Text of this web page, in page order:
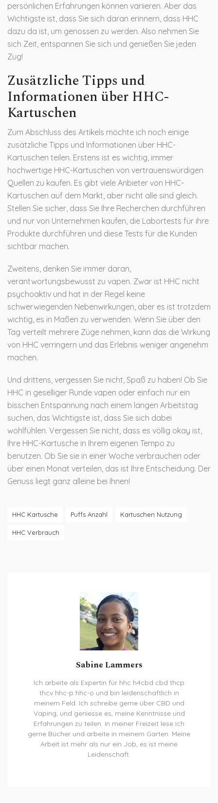
persönlichen Erfahrungen können variieren. Aber das
Wichtigste ist, dass Sie sich daran erinnern, dass HHC
dazu da ist, um genossen zu werden. Also nehmen Sie
sich Zeit, entspannen Sie sich und genießen Sie jeden
Zug!
Zusätzliche Tipps und
Informationen über HHC-
Kartuschen
Zum Abschluss des Artikels möchte ich noch einige
zusätzliche Tipps und Informationen über HHC-
Kartuschen teilen. Erstens ist es wichtig, immer
hochwertige HHC-Kartuschen von vertrauenswürdigen
Quellen zu kaufen. Es gibt viele Anbieter von HHC-
Kartuschen auf dem Markt, aber nicht alle sind gleich.
Stellen Sie sicher, dass Sie Ihre Recherchen durchführen
und nur von Unternehmen kaufen, die Labortests für ihre
Produkte durchführen und diese Tests für die Kunden
sichtbar machen.
Zweitens, denken Sie immer daran,
verantwortungsbewusst zu vapen. Zwar ist HHC nicht
psychoaktiv und hat in der Regel keine
schwerwiegenden Nebenwirkungen, aber es ist trotzdem
wichtig, es in Maßen zu verwenden. Wenn Sie über den
Tag verteilt mehrere Züge nehmen, kann das die Wirkung
von HHC verringern und das Erlebnis weniger angenehm
machen.
Und drittens, vergessen Sie nicht, Spaß zu haben! Ob Sie
HHC in geselliger Runde vapen oder einfach nur ein
bisschen Entspannung nach einem langen Arbeitstag
suchen, das Wichtigste ist, dass Sie sich dabei
wohlfühlen. Vergessen Sie nicht, dass es völlig okay ist,
Ihre HHC-Kartusche in Ihrem eigenen Tempo zu
benutzen. Ob Sie sie in einer Woche verbrauchen oder
über einen Monat verteilen, das ist Ihre Entscheidung. Der
Genuss liegt ganz alleine bei Ihnen!
HHC Kartusche Puffs Anzahl Kartuschen Nutzung
HHC Verbrauch
Sabine Lammers
Ich arbeite als Expertin für hhc h4cbd cbd thcp
thcv hhc-p hhc-o und bin leidenschaftlich in
meinem Feld. Ich schreibe gerne über CBD und
Vaping, und geniesse es, meine Kenntnisse und
Erfahrungen zu teilen. In meiner Freizeit lese ich
gerne Bücher und arbeite in meinem Garten. Meine
Arbeit ist mehr als nur ein Job, es ist meine
Leidenschaft.